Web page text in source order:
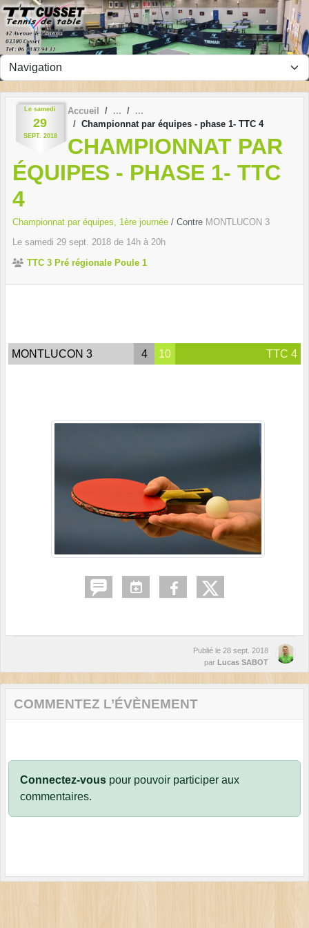
Le samedi
29
SEPT. 2018
Accueil
Championnat par équipes - phase 1- TTC 4
CHAMPIONNAT PAR
ÉQUIPES - PHASE 1- TTC
4
Championnat par équipes, 1ère journée / Contre MONTLUCON 3
Le samedi 29 sept. 2018 de 14h à 20h
TTC 3 Pré régionale Poule 1
MONTLUCON 3 4 10 TTC 4
Publié le 28 sept. 2018
par Lucas SABOT
COMMENTEZ L’ÉVÈNEMENT
Connectez-vous pour pouvoir participer aux
commentaires.
Panneau de gestion des cookies